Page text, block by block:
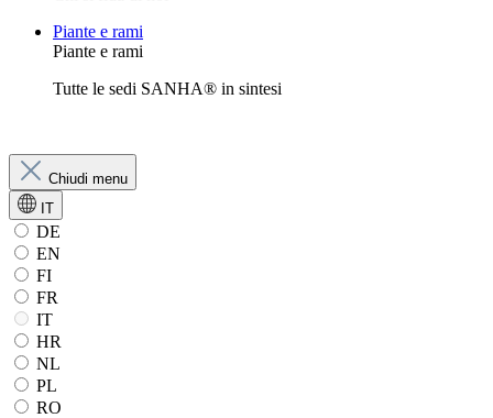
Piante e rami
Piante e rami
Tutte le sedi SANHA® in sintesi
Chiudi menu
IT
DE
EN
FI
FR
IT
HR
NL
PL
RO